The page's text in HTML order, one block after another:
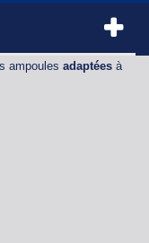
ampoules adaptées à